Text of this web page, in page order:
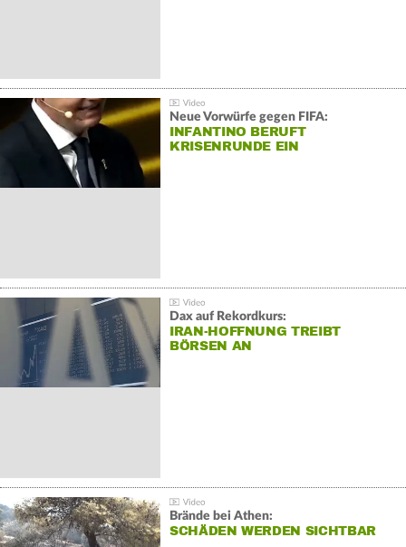
Neue Vorwürfe gegen FIFA:
INFANTINO BERUFT
KRISENRUNDE EIN
Dax auf Rekordkurs:
IRAN-HOFFNUNG TREIBT
BÖRSEN AN
Brände bei Athen:
SCHÄDEN WERDEN SICHTBAR